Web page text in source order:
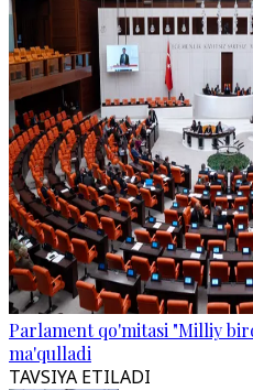
Parlament qo'mitasi "Milliy
ma'qulladi
TAVSIYA ETILADI